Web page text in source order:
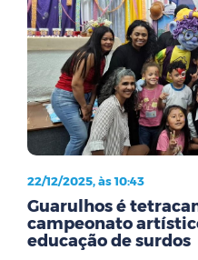
22/12/2025, às 10:43
Guarulhos é
campeonato
educação de surdos